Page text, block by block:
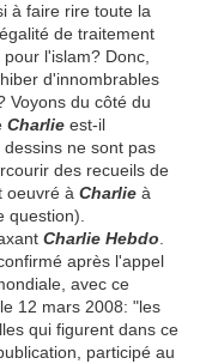
à faire rire toute la
de traitement
l'islam? Donc,
d'innombrables
Voyons du côté du
Charlie est-il
ne sont pas
des recueils de
oeuvré à Charlie à
question).
Charlie Hebdo
après l'appel
avec ce
12 mars 2008: "les
qui figurent dans ce
participé au